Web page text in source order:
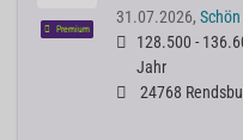
Premium
31.07.2026,
128.500 -
Jahr
24768